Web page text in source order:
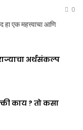
0
हा एक महत्त्वाचा आणि
अर्थसंकल्प
काय ? तो कसा